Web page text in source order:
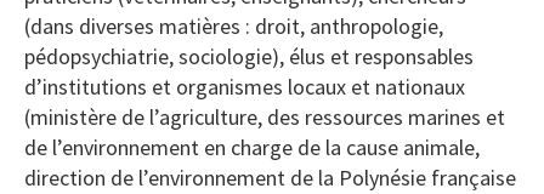
(dans diverses matières : droit, anthropologie,
pédopsychiatrie, sociologie), élus et responsables
d’institutions et organismes locaux et nationaux
(ministère de l’agriculture, des ressources marines et
de l’environnement en charge de la cause animale,
direction de l’environnement de la Polynésie française